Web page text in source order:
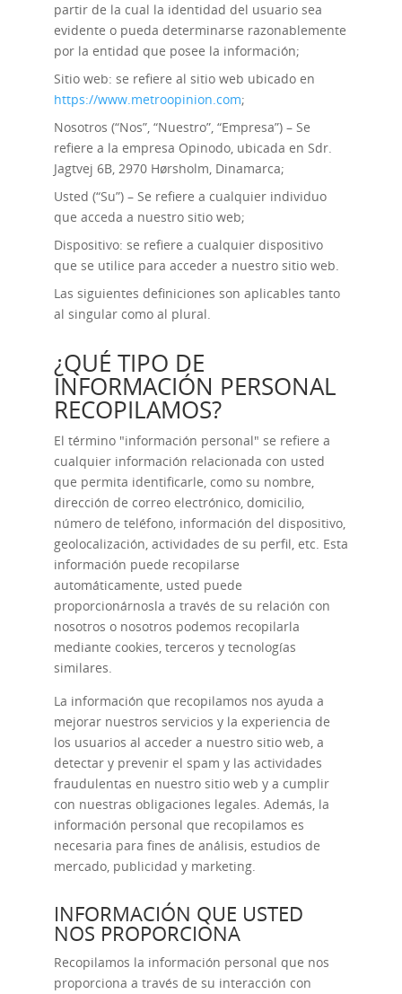
partir de la cual la identidad del usuario sea
evidente o pueda determinarse razonablemente
por la entidad que posee la información;
Sitio web: se refiere al sitio web ubicado en
https://www.metroopinion.com;
Nosotros (“Nos”, “Nuestro”, “Empresa”) – Se
refiere a la empresa Opinodo, ubicada en Sdr.
Jagtvej 6B, 2970 Hørsholm, Dinamarca;
Usted (“Su”) – Se refiere a cualquier individuo
que acceda a nuestro sitio web;
Dispositivo: se refiere a cualquier dispositivo
que se utilice para acceder a nuestro sitio web.
Las siguientes definiciones son aplicables tanto
al singular como al plural.
¿QUÉ TIPO DE
INFORMACIÓN PERSONAL
RECOPILAMOS?
El término "información personal" se refiere a
cualquier información relacionada con usted
que permita identificarle, como su nombre,
dirección de correo electrónico, domicilio,
número de teléfono, información del dispositivo,
geolocalización, actividades de su perfil, etc. Esta
información puede recopilarse
automáticamente, usted puede
proporcionárnosla a través de su relación con
nosotros o nosotros podemos recopilarla
mediante cookies, terceros y tecnologías
similares.
La información que recopilamos nos ayuda a
mejorar nuestros servicios y la experiencia de
los usuarios al acceder a nuestro sitio web, a
detectar y prevenir el spam y las actividades
fraudulentas en nuestro sitio web y a cumplir
con nuestras obligaciones legales. Además, la
información personal que recopilamos es
necesaria para fines de análisis, estudios de
mercado, publicidad y marketing.
INFORMACIÓN QUE USTED
NOS PROPORCIONA
Recopilamos la información personal que nos
proporciona a través de su interacción con